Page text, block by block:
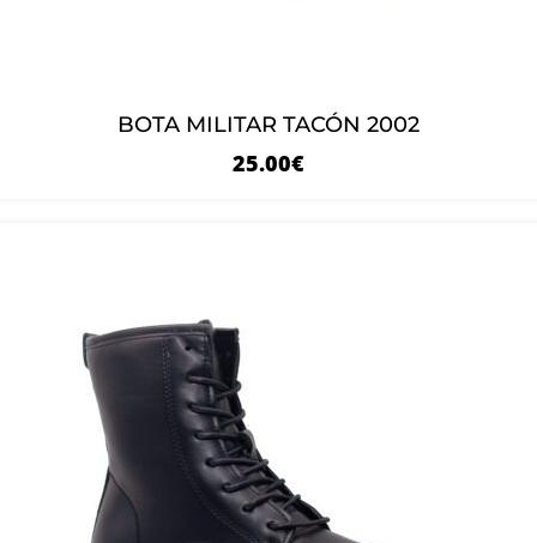
BOTA MILITAR TACÓN 2002
25.00€